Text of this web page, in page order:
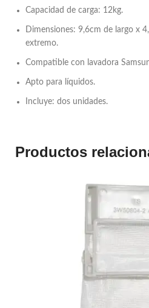
Capacidad de carga: 12kg.
Dimensiones: 9,6cm de largo x
extremo.
Compatible con lavadora
Apto para líquidos.
Incluye: dos unidades.
Productos